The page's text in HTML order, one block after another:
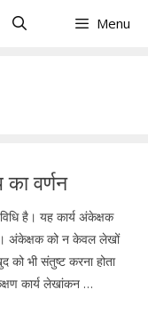
Menu
वर्णन
है। यह कार्य अंकेक्षक
अंकेक्षक को न केवल लेखों
को भी संतुष्ट करना होता
कार्य लेखांकन …